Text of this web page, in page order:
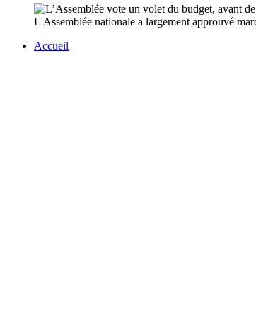
L'Assemblée nationale a largement approuvé
Accueil